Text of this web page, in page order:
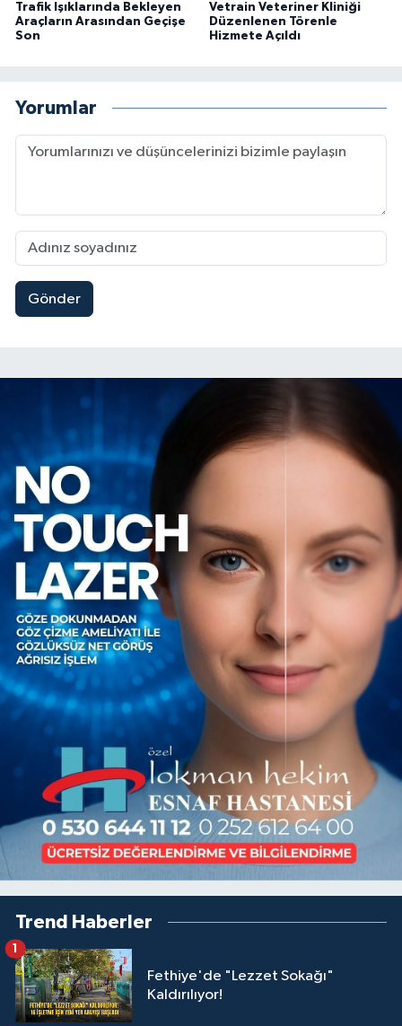
Trafik Işıklarında Bekleyen
Araçların Arasından Geçişe
Son
Vetrain Veteriner Kliniği
Düzenlenen Törenle
Hizmete Açıldı
Yorumlar
Gönder
Trend Haberler
Fethiye'de "Lezzet Sokağı"
Kaldırılıyor!
1